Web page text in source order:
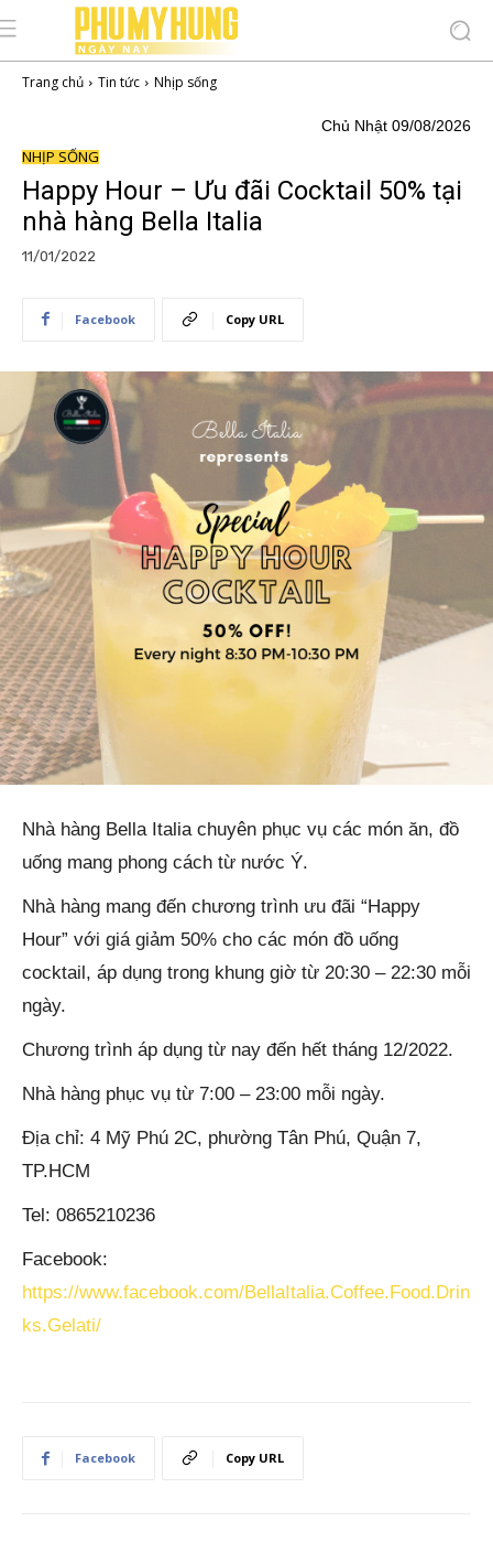
Trang chủ Tin tức Nhịp sống
Chủ Nhật 09/08/2026
NHỊP SỐNG
Happy Hour – Ưu đãi Cocktail 50% tại
nhà hàng Bella Italia
11/01/2022
Facebook Copy URL
Nhà hàng Bella Italia chuyên phục vụ các món ăn, đồ
uống mang phong cách từ nước Ý.
Nhà hàng mang đến chương trình ưu đãi “Happy
Hour” với giá giảm 50% cho các món đồ uống
cocktail, áp dụng trong khung giờ từ 20:30 – 22:30 mỗi
ngày.
Chương trình áp dụng từ nay đến hết tháng 12/2022.
Nhà hàng phục vụ từ 7:00 – 23:00 mỗi ngày.
Địa chỉ: 4 Mỹ Phú 2C, phường Tân Phú, Quận 7,
TP.HCM
Tel: 0865210236
Facebook:
https://www.facebook.com/BellaItalia.Coffee.Food.Drin
ks.Gelati/
Facebook Copy URL